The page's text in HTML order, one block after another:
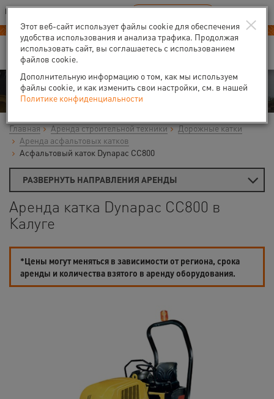
Ваш город:Калуга
В Вашем регионе нет наших офисов RU EN
Аренда
Главная Аренда строительной техники
Дорожные катки
Аренда асфальтовых катков
Асфальтовый каток Dynapac CС800
РАЗВЕРНУТЬ НАПРАВЛЕНИЯ АРЕНДЫ
Аренда катка Dynapac CС800 в
Калуге
*Цены могут меняться в зависимости от региона, срока
аренды и количества взятого в аренду оборудования.
×
Этот веб-сайт использует файлы cookie для обеспечения
удобства использования и анализа трафика. Продолжая
использовать сайт, вы соглашаетесь с использованием
файлов cookie.
Дополнительную информацию о том, как мы используем
файлы cookie, и как изменить свои настройки, см. в нашей
Политике конфиденциальности